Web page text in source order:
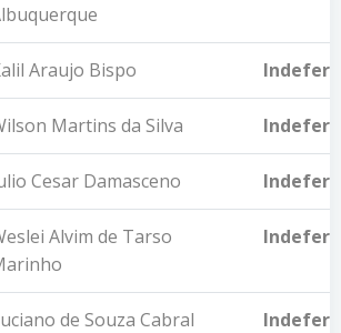
Araujo Bispo
Martins da Silva
Cesar Damasceno
Alvim de Tarso
de Souza Cabral